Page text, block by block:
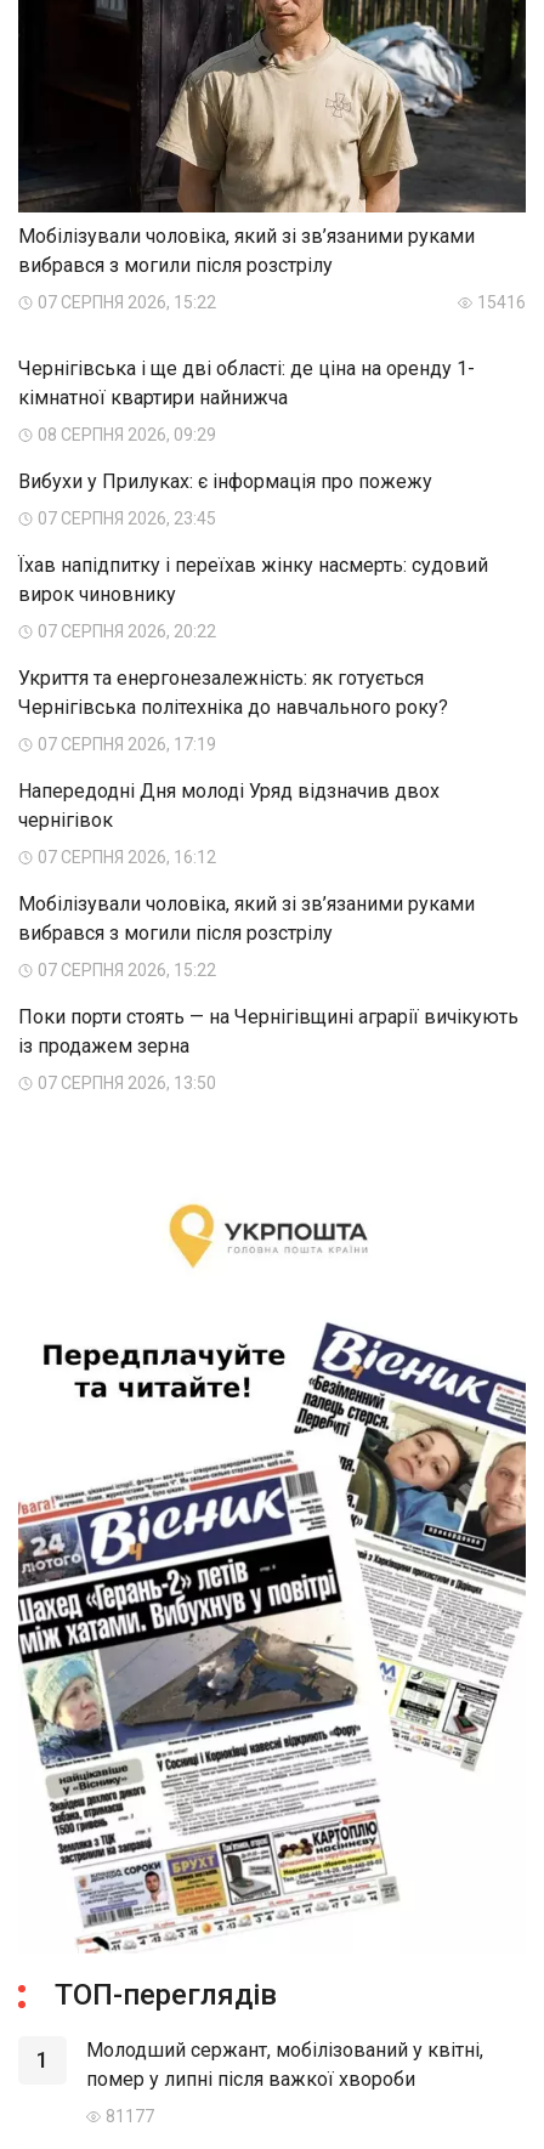
Мобілізували чоловіка, який зі зв’язаними руками
вибрався з могили після розстрілу
07 СЕРПНЯ 2026, 15:22 15416
Чернігівська і ще дві області: де ціна на оренду 1-
кімнатної квартири найнижча
08 СЕРПНЯ 2026, 09:29
Вибухи у Прилуках: є інформація про пожежу
07 СЕРПНЯ 2026, 23:45
Їхав напідпитку і переїхав жінку насмерть: судовий
вирок чиновнику
07 СЕРПНЯ 2026, 20:22
Укриття та енергонезалежність: як готується
Чернігівська політехніка до навчального року?
07 СЕРПНЯ 2026, 17:19
Напередодні Дня молоді Уряд відзначив двох
чернігівок
07 СЕРПНЯ 2026, 16:12
Мобілізували чоловіка, який зі зв’язаними руками
вибрався з могили після розстрілу
07 СЕРПНЯ 2026, 15:22
Поки порти стоять — на Чернігівщині аграрії вичікують
із продажем зерна
07 СЕРПНЯ 2026, 13:50
ТОП-переглядів
1
Молодший сержант, мобілізований у квітні,
помер у липні після важкої хвороби
81177